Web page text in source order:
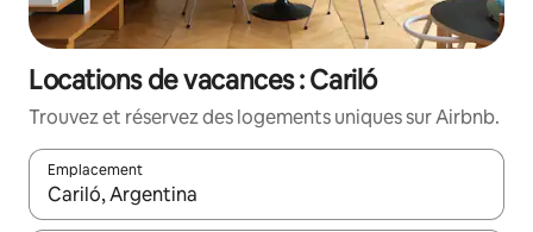
Locations de vacances : Cariló
Trouvez et réservez des logements uniques sur Airbnb.
Emplacement
Quand les résultats sont affichés, parcourez-les en utilisant